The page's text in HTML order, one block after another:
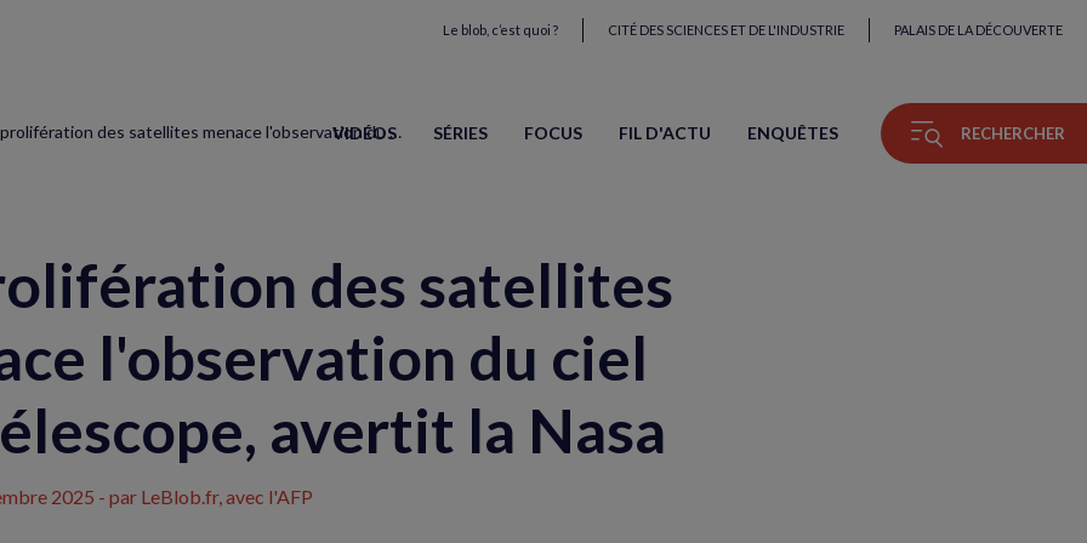
Le blob, c’est quoi ? CITÉ DES SCIENCES ET DE L'INDUSTRIE PALAIS DE LA DÉCOUVERTE
VIDÉOS SÉRIES FOCUS FIL D'ACTU ENQUÊTES RECHERCHER
La prolifération des satellites menace l'observation du ciel par télescope, avertit la Nasa
des satellites
l'observation du ciel
avertit la Nasa
2025 - par LeBlob.fr, avec l'AFP